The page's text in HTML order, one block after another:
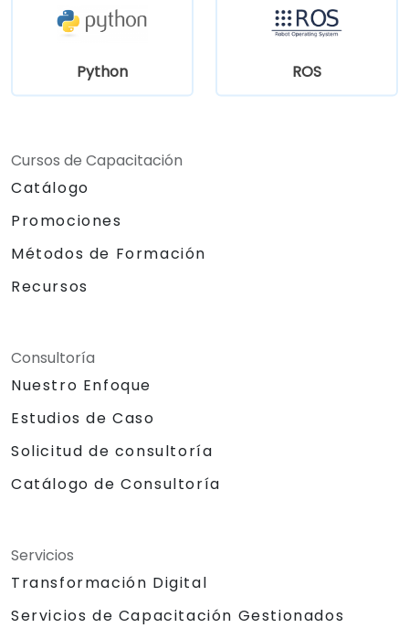
Python ROS
Cursos de Capacitación
Catálogo
Promociones
Métodos de Formación
Recursos
Consultoría
Nuestro Enfoque
Estudios de Caso
Solicitud de consultoría
Catálogo de Consultoría
Servicios
Transformación Digital
Servicios de Capacitación Gestionados